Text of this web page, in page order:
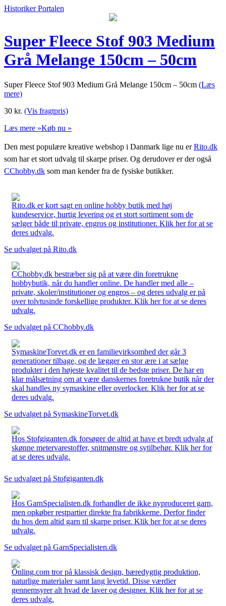
Historiker Portalen
Super Fleece Stof 903 Medium
Grå Melange 150cm – 50cm
Super Fleece Stof 903 Medium Grå Melange 150cm – 50cm (Læs
mere)
30 kr. (Vis fragtpris)
Læs mere »Køb nu »
Den mest populære kreative webshop i Danmark lige nu erRito.dk
som har et stort udvalg til skarpe priser. Og derudover er der også
CChobby.dk som man kender fra de fysiske butikker.
Rito.dk er kort sagt en online hobby butik med høj
kundeservice, hurtig levering og et stort sortiment som de
sælger både til private, engros og institutioner. Klik her for at se
deres udvalg.
Se udvalget på Rito.dk
CChobby.dk bestræber sig på at være din foretrukne
hobbybutik, når du handler online. De handler med alle –
private, skoler/institutioner og engros – og deres udvalg er på
over tolvtusinde forskellige produkter. Klik her for at se deres
udvalg.
Se udvalget på CChobby.dk
SymaskineTorvet.dk er en familievirksomhed der går 3
generationer tilbage, og de lægger en stor ære i at sælge
produkter i den højeste kvalitet til de bedste priser. De har en
klar målsætning om at være danskernes foretrukne butik når der
skal handles ny symaskine eller overlocker. Klik her for at se
deres udvalg.
Se udvalget på SymaskineTorvet.dk
Hos Stofgiganten.dk forsøger de altid at have et bredt udvalg af
skønne metervarestoffer, snitmønstre og sytilbehør. Klik her for
at se deres udvalg.
Se udvalget på Stofgiganten.dk
Hos GarnSpecialisten.dk forhandler de ikke nyproduceret garn,
men opkøber restpartier direkte fra fabrikkerne. Derfor finder
du hos dem altid garn til skarpe priser. Klik her for at se deres
udvalg.
Se udvalget på GarnSpecialisten.dk
Önling.com tror på klassisk design, bæredygtig produktion,
naturlige materialer samt lang levetid. Disse værdier
gennemsyrer alt hvad de laver og designer. Klik her for at se
deres udvalg.